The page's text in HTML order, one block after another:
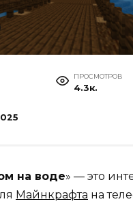
ПРОСМОТРОВ
4.3к.
на воде» — это
Майнкрафта на